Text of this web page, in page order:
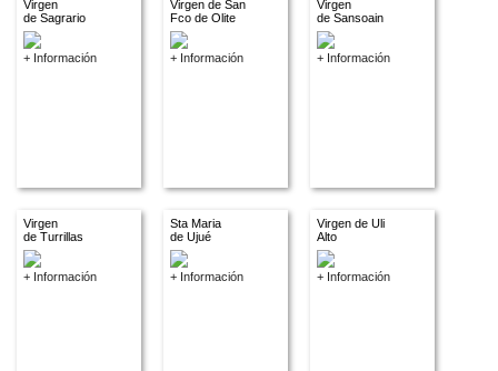
Virgen
de Sagrario
+ Información
Virgen de San
Fco de Olite
+ Información
Virgen
de Sansoain
+ Información
Virgen
de Turrillas
+ Información
Sta Maria
de Ujué
+ Información
Virgen de Uli
Alto
+ Información